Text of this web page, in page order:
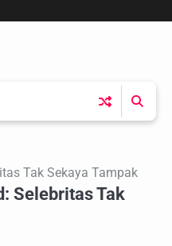
Tak Sekaya Tampak
Selebritas Tak